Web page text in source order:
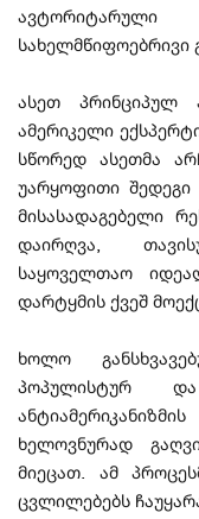
სახელმწიფოებრივი
ასეთ პრინციპულ
ამერიკელი
სწორედ ასეთმა
უარყოფითი შედეგი
მისასადაგებელი
დაირღვა,
საყოველთაო
დარტყმის ქვეშ
ხოლო
პოპულისტურ
ხელოვნურად
მიეცათ. ამ
ცვლილებებს